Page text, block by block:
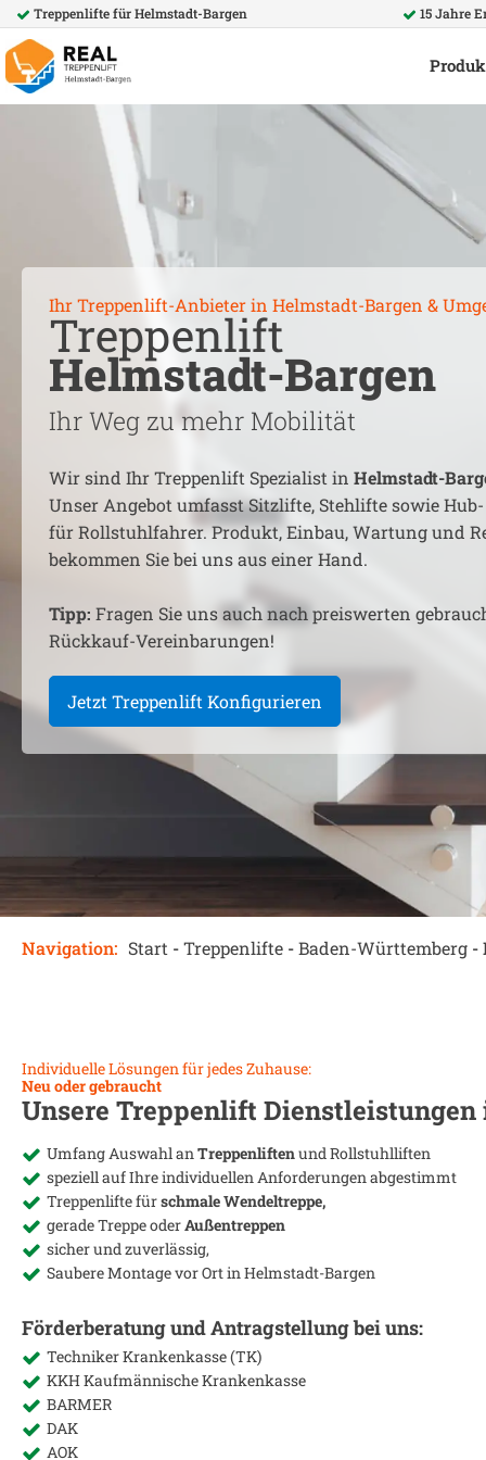
Treppenlifte fürHelmstadt-Bargen 15 Jahre
Ihr Treppenlift-Anbieter in Helmstadt-Bargen &
Treppenlift
Helmstadt-Bargen
Ihr Weg zu mehr Mobilität
Wir sind Ihr Treppenlift Spezialist in Helmstadt-
Unser Angebot umfasst Sitzlifte, Stehlifte sowie
für Rollstuhlfahrer. Produkt, Einbau, Wartung und
bekommen Sie bei uns aus einer Hand.
Tipp: Fragen Sie uns auch nach preiswerten
Rückkauf-Vereinbarungen!
Jetzt Treppenlift Konfigurieren
Navigation: Start -Treppenlifte -Baden-Württemberg -
Individuelle Lösungen für jedes Zuhause:
Neu oder gebraucht
Unsere Treppenlift
Umfang Auswahl an Treppenliftenund Rollstuhlliften
speziell auf Ihre individuellen Anforderungen abgestimmt
Treppenlifte fürschmale Wendeltreppe,
gerade Treppe oderAußentreppen
sicher und zuverlässig,
Saubere Montage vor Ort in Helmstadt-Bargen
Förderberatung und Antragstellung bei uns:
Techniker Krankenkasse (TK)
KKH Kaufmännische Krankenkasse
BARMER
DAK
AOK